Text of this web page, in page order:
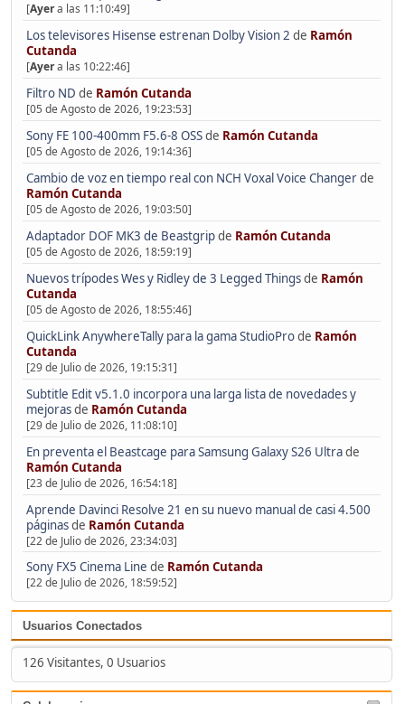
[Ayera las 11:10:49]
Los televisores Hisense estrenan Dolby Vision 2 de Ramón
Cutanda
[Ayera las 10:22:46]
Filtro ND de Ramón Cutanda
[05 de Agosto de 2026, 19:23:53]
Sony FE 100-400mm F5.6-8 OSSde Ramón Cutanda
[05 de Agosto de 2026, 19:14:36]
Cambio de voz en tiempo real con NCH Voxal Voice Changerde
Ramón Cutanda
[05 de Agosto de 2026, 19:03:50]
Adaptador DOF MK3 de Beastgripde Ramón Cutanda
[05 de Agosto de 2026, 18:59:19]
Nuevos trípodes Wes y Ridley de 3 Legged Thingsde Ramón
Cutanda
[05 de Agosto de 2026, 18:55:46]
QuickLink AnywhereTally para la gama StudioProde Ramón
Cutanda
[29 de Julio de 2026, 19:15:31]
Subtitle Edit v5.1.0 incorpora una larga lista de novedades y
mejorasde Ramón Cutanda
[29 de Julio de 2026, 11:08:10]
En preventa el Beastcage para Samsung Galaxy S26 Ultrade
Ramón Cutanda
[23 de Julio de 2026, 16:54:18]
Aprende Davinci Resolve 21 en su nuevo manual de casi 4.500
páginasde Ramón Cutanda
[22 de Julio de 2026, 23:34:03]
Sony FX5 Cinema Line de Ramón Cutanda
[22 de Julio de 2026, 18:59:52]
Usuarios Conectados
126 Visitantes, 0 Usuarios